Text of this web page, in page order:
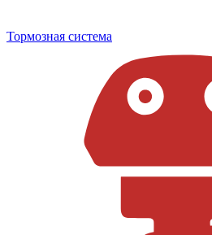
Тормозная система